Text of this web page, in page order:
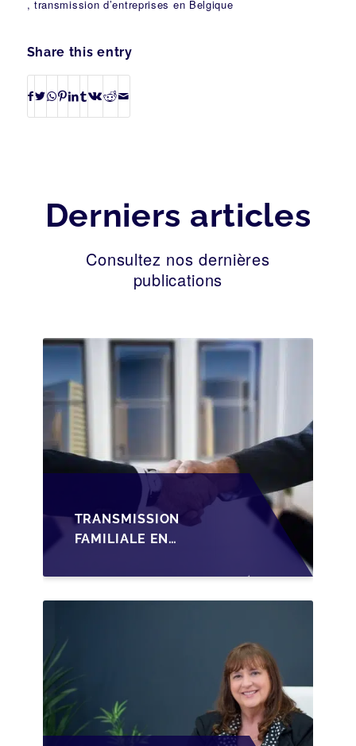
, transmission d’entreprises en Belgique
Share this entry
Derniers articles
Consultez nos dernières
publications
TRANSMISSION
FAMILIALE EN
STRUCTURER LA
CESSION DES PARTS